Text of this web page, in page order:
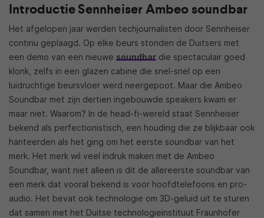
Introductie Sennheiser Ambeo soundbar
Het afgelopen jaar werden techjournalisten door Sennheiser
continu geplaagd. Op elke beurs stonden de Duitsers met
een demo van een nieuwe soundbar die spectaculair goed
klonk, zelfs in een glazen cabine die snel-snel op een
luidruchtige beursvloer werd neergepoot. Maar die Ambeo
Soundbar met zijn dertien ingebouwde speakers kwam er
maar niet. Waarom? In de head-fi-wereld staat Sennheiser
bekend als perfectionistisch, een houding die ze blijkbaar ook
hanteerden als het ging om het eerste soundbar van het
merk. Het merk wil veel indruk maken met de Ambeo
Soundbar, want niet alleen is dit de allereerste soundbar van
een merk dat vooral bekend is voor hoofdtelefoons en pro-
audio. Het bevat ook technologie om 3D-geluid uit te sturen
dat samen met het Duitse technologieinstituut Fraunhofer